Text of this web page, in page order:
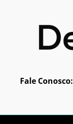
Fale Conosco: